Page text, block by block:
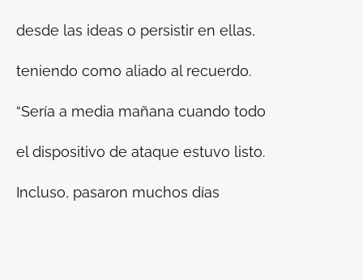
desde las ideas o persistir en ellas,
teniendo como aliado al recuerdo.
“Sería a media mañana cuando todo
el dispositivo de ataque estuvo listo.
Incluso, pasaron muchos días